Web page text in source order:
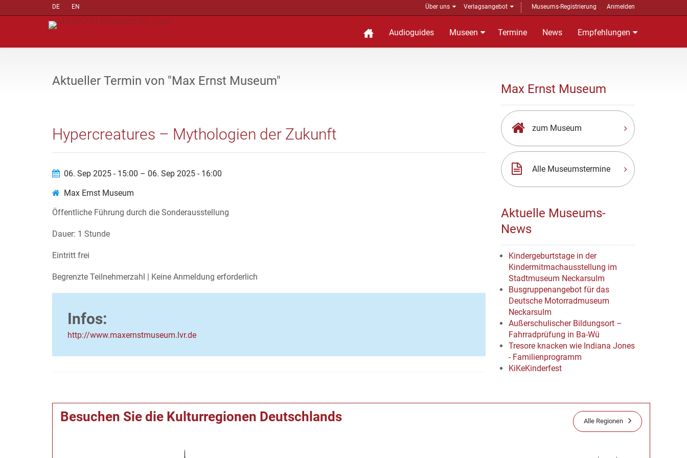
DE EN Über uns Verlagsangebot Museums-Registrierung Anmelden
Audioguides Museen Termine News Empfehlungen
Aktueller Termin von "Max Ernst Museum"
Hypercreatures – Mythologien der Zukunft
06. Sep 2025 - 15:00 – 06. Sep 2025 - 16:00
Max Ernst Museum
Öffentliche Führung durch die Sonderausstellung
Dauer: 1 Stunde
Eintritt frei
Begrenzte Teilnehmerzahl | Keine Anmeldung erforderlich
Infos:
http://www.maxernstmuseum.lvr.de
Besuchen Sie die Kulturregionen Deutschlands Alle Regionen
Max Ernst Museum
zum Museum
Alle Museumstermine
Aktuelle Museums-
News
Kindergeburtstage in der
Kindermitmachausstellung im
Stadtmuseum Neckarsulm
Busgruppenangebot für das
Deutsche Motorradmuseum
Neckarsulm
Außerschulischer Bildungsort –
Fahrradprüfung in Ba-Wü
Tresore knacken wie Indiana Jones
- Familienprogramm
KiKeKinderfest